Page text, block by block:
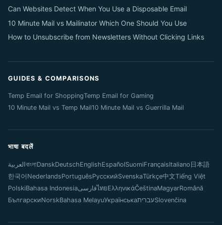
Can Websites Detect When You Use a Disposable Email
10 Minute Mail vs Mailinator Which One Should You Use
How to Unsubscribe from Newsletters Without Clicking Links
GUIDES & COMPARISONS
Temp Email for ShoppingTemp Email for Gaming
10 Minute Mail vs Temp Mail10 Minute Mail vs Guerrilla Mail
भाषा बदलें
العربية বাংলাDanskDeutschEnglishEspañolSuomiFrançaisItaliano 日本語
한국어 NederlandsPortuguêsРусскийSvenskaTürkçe中文Tiếng Việt
PolskiBahasa IndonesiaفارسیไทยΕλληνικάČeštinaMagyarRomână
БългарскиNorskBahasa MelayuУкраїнськаעבריתSlovenčina